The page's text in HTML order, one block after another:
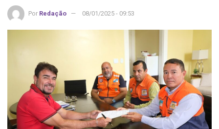
Por Redação 08/01/2025 - 09:53